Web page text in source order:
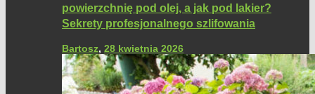
powierzchnię pod olej, a jak pod lakier?
Sekrety profesjonalnego szlifowania
Bartosz, 28 kwietnia 2026